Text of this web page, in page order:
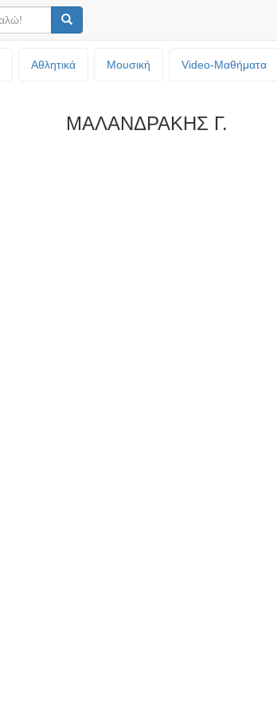
Αθλητικά Μουσική Video-Mαθήματα
ΜΑΛΑΝΔΡΑΚΗΣ Γ.